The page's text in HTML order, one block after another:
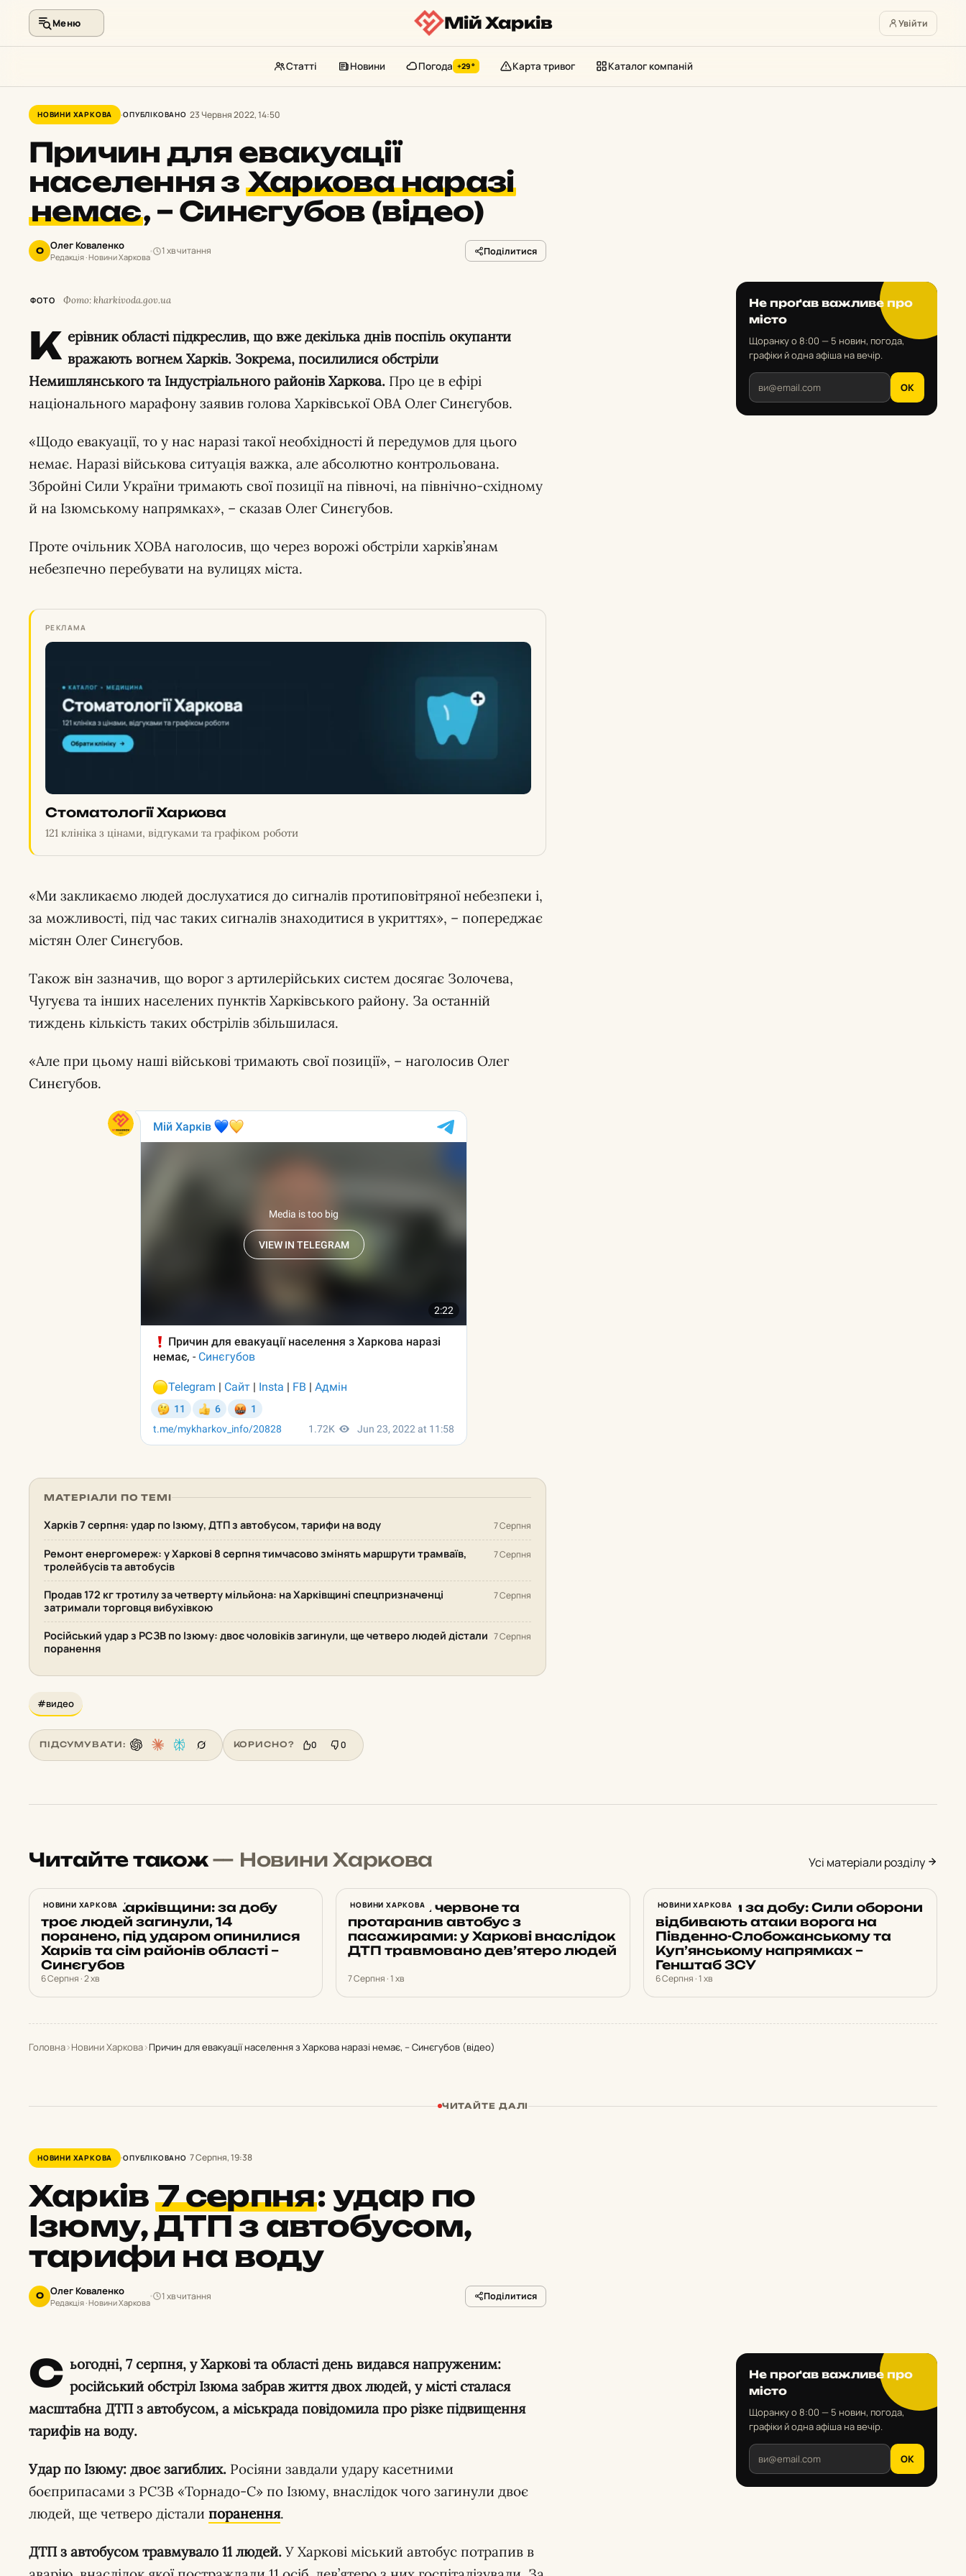
контенту
Меню Мій Харків Увійти
Статті Новини Погода +29° Карта тривог Каталог компаній
НОВИНИ ХАРКОВА ОПУБЛІКОВАНО 23 Червня 2022, 14:50
Причин для евакуації
населення з Харкова наразі
немає,– Синєгубов (відео)
О Олег Коваленко
Редакція · Новини Харкова
1 хв читання Поділитися
ФОТО Фото: kharkivoda.gov.ua
К ерівник області підкреслив, що вже декілька днів поспіль окупанти
вражають вогнем Харків. Зокрема, посилилися обстріли
Немишлянського та Індустріального районів Харкова. Про це в ефірі
національного марафону заявив голова Харківської ОВА Олег Синєгубов.
«Щодо евакуації, то у нас наразі такої необхідності й передумов для цього
немає. Наразі військова ситуація важка, але абсолютно контрольована.
Збройні Сили України тримають свої позиції на півночі, на північно-східному
й на Ізюмському напрямках», – сказав Олег Синєгубов.
Проте очільник ХОВА наголосив, що через ворожі обстріли харків’янам
небезпечно перебувати на вулицях міста.
РЕКЛАМА
Стоматології Харкова
121 клініка з цінами, відгуками та графіком роботи
«Ми закликаємо людей дослухатися до сигналів протиповітряної небезпеки і,
за можливості, під час таких сигналів знаходитися в укриттях», – попереджає
містян Олег Синєгубов.
Також він зазначив, що ворог з артилерійських систем досягає Золочева,
Чугуєва та інших населених пунктів Харківського району. За останній
тиждень кількість таких обстрілів збільшилася.
«Але при цьому наші військові тримають свої позиції», – наголосив Олег
Синєгубов.
МАТЕРІАЛИ ПО ТЕМІ
Харків 7 серпня: удар по Ізюму, ДТП з автобусом, тарифи на воду 7 Серпня
Ремонт енергомереж: у Харкові 8 серпня тимчасово змінять маршрути трамваїв,
тролейбусів та автобусів
7 Серпня
Продав 172 кг тротилу за четверту мільйона: на Харківщині спецпризначенці
затримали торговця вибухівкою
7 Серпня
Російський удар з РСЗВ по Ізюму: двоє чоловіків загинули, ще четверо людей дістали
поранення
7 Серпня
#видео
ПІДСУМУВАТИ: КОРИСНО? 0 0
Не проґав важливе про
місто
Щоранку о 8:00 — 5 новин, погода,
графіки й одна афіша на вечір.
OK
Читайте також— Новини Харкова Усі матеріали розділу
НОВИНИ ХАРКОВА
Обстріли Харківщини: за добу
троє людей загинули, 14
поранено, під ударом опинилися
Харків та сім районів області –
Синєгубов
6 Серпня · 2 хв
НОВИНИ ХАРКОВА
Проїхав на червоне та
протаранив автобус з
пасажирами: у Харкові внаслідок
ДТП травмовано дев’ятеро людей
7 Серпня · 1 хв
НОВИНИ ХАРКОВА
23 штурми за добу: Сили оборони
відбивають атаки ворога на
Південно-Слобожанському та
Куп’янському напрямках –
Генштаб ЗСУ
6 Серпня · 1 хв
Головна›Новини Харкова›Причин для евакуації населення з Харкова наразі немає, – Синєгубов (відео)
ЧИТАЙТЕ ДАЛІ
НОВИНИ ХАРКОВА ОПУБЛІКОВАНО 7 Серпня, 19:38
Харків7 серпня: удар по
Ізюму, ДТП з автобусом,
тарифи на воду
О Олег Коваленко
Редакція · Новини Харкова
1 хв читання Поділитися
С ьогодні, 7 серпня, у Харкові та області день видався напруженим:
російський обстріл Ізюма забрав життя двох людей, у місті сталася
масштабна ДТП з автобусом, а міськрада повідомила про різке підвищення
тарифів на воду.
Удар по Ізюму: двоє загиблих. Росіяни завдали удару касетними
боєприпасами з РСЗВ «Торнадо-С» по Ізюму, внаслідок чого загинули двоє
людей, ще четверо дістали поранення.
ДТП з автобусом травмувало 11 людей. У Харкові міський автобус потрапив в
Не проґав важливе про
місто
Щоранку о 8:00 — 5 новин, погода,
графіки й одна афіша на вечір.
OK